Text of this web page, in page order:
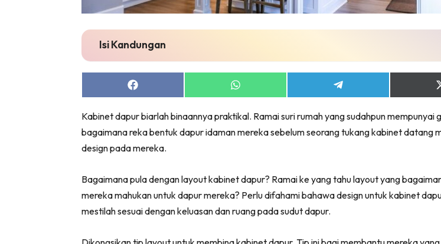
Dapur
Bilik Tidur
Makeover Ruang Selebriti
Destinasi
Kafe
Isi Kandungan
Share
on
Share
on
Share
on
Kabinet dapur biarlah binaannya praktikal. Ramai suri rumah yang sudahpun mempunyai
bagaimana reka bentuk dapur idaman mereka sebelum seorang tukang kabinet datang
design pada mereka.
Bagaimana pula dengan layout kabinet dapur? Ramai ke yang tahu layout yang
mereka mahukan untuk dapur mereka? Perlu difahami bahawa design untuk kabinet
mestilah sesuai dengan keluasan dan ruang pada sudut dapur.